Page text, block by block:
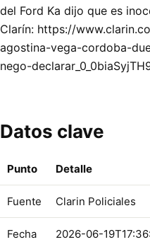
del Ford Ka dijo que es
Clarín: https://
agostina-vega-cordoba-
nego-
Datos clave
Punto Detalle
Fuente Clarin Policiales
Fecha 2026-06-